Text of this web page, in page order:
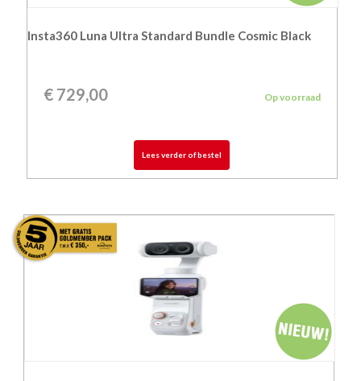
Insta360 Luna Ultra Standard Bundle Cosmic Black
€729,00 Op voorraad
Lees verder of bestel